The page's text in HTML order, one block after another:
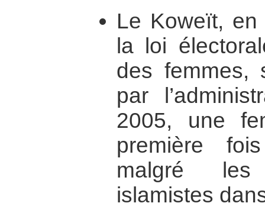
Le Koweït,
la loi
des femmes,
par
2005, une
première
malgré
islamistes